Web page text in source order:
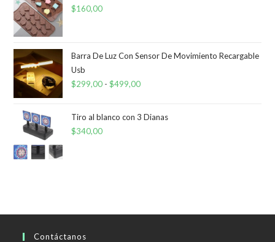
$160,00
Barra De Luz Con Sensor De Movimiento Recargable
Usb
$299,00 - $499,00Rango
precios:
Tiro al blanco con 3 Dianas
$340,00
Contáctanos